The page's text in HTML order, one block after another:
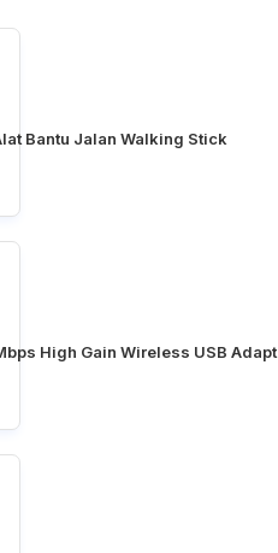
Bantu Jalan Walking Stick
High Gain Wireless USB